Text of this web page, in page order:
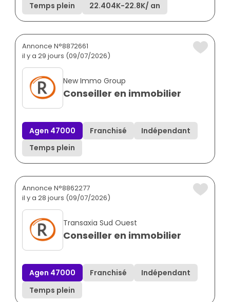
Temps plein
22.404K-22.8K/ an
Annonce N°8872661
il y a 29 jours (09/07/2026)
New Immo Group
Conseiller en immobilier
Agen 47000 Franchisé
Indépendant
Temps plein
Annonce N°8862277
il y a 28 jours (09/07/2026)
Transaxia Sud Ouest
Conseiller en immobilier
Agen 47000 Franchisé
Indépendant
Temps plein